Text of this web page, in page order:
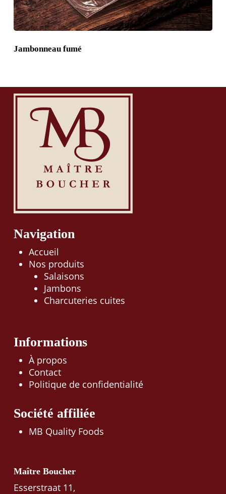
Jambonneau fumé
Navigation
Accueil
Nos produits
Salaisons
Jambons
Charcuteries cuites
Informations
À propos
Contact
Politique de confidentialité
Société affiliée
MB Quality Foods
Maître Boucher
Esserstraat 11,